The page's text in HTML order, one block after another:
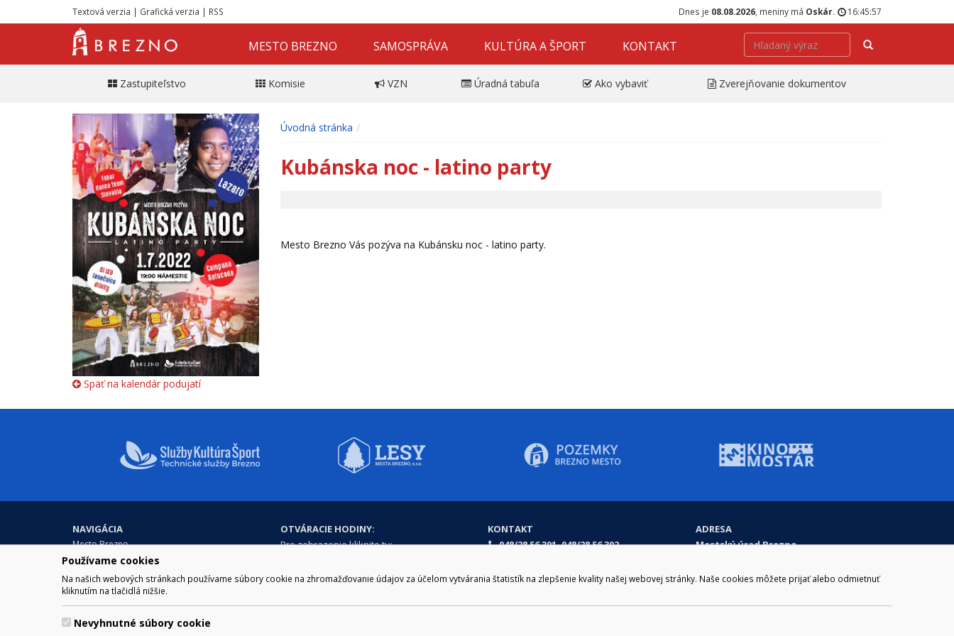
Používame cookies
Na našich webových stránkach používame súbory cookie na zhromažďovanie údajov za účelom vytvárania štatistík na zlepšenie kvality našej webovej stránky. Naše cookies môžete prijať alebo odmietnuť
kliknutím na tlačidlá nižšie.
Nevyhnutné súbory cookie
Textová verzia | Grafická verzia | RSS Dnes je 08.08.2026 , meniny má Oskár. 16:45:57
MESTO BREZNO SAMOSPRÁVA KULTÚRA A ŠPORT KONTAKT Hľadať
Zastupiteľstvo Komisie VZN Úradná tabuľa Ako vybaviť Zverejňovanie dokumentov
Späť na kalendár podujatí
Úvodná stránka
Kubánska noc - latino party
Mesto Brezno Vás pozýva na Kubánsku noc - latino party.
NAVIGÁCIA
Mesto Brezno
Samospráva
Kultúra a šport
Kontakt
OTVÁRACIE HODINY:
Pre zobrazenie kliknite tu:
Obedňajšia prestávka
KONTAKT
048/28 56 301, 048/28 56 302
ADRESA
Mestský úrad Brezno
Slovakia (Slovak Republic)